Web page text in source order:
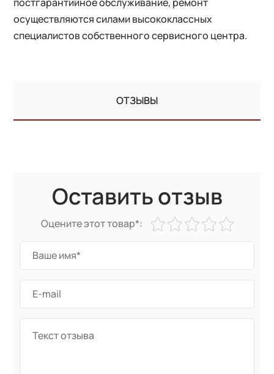
осуществляются силами высококлассных
специалистов собственного сервисного центра.
ОТЗЫВЫ
Оставить отзыв
Оцените этот товар*: